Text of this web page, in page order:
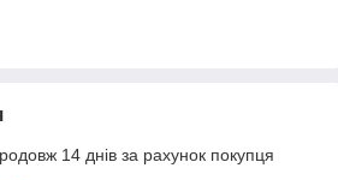
14 днів за рахунок покупця